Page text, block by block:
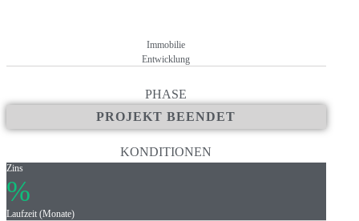
Nutzungsaufnahme ist für Juni 2027 geplant
Immobilie
Entwicklung
PHASE
PROJEKT BEENDET
KONDITIONEN
Zins
%
Laufzeit (Monate)